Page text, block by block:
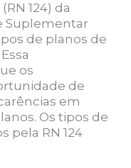
124) da
Suplementar
de planos de
os
de
em
Os tipos de
pela RN 124